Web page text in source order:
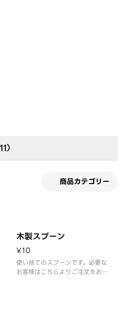
）
商品カテゴリー
木製スプーン
¥10
使い捨てのスプーンです。必要な
お客様はこちらよりご注文をお願